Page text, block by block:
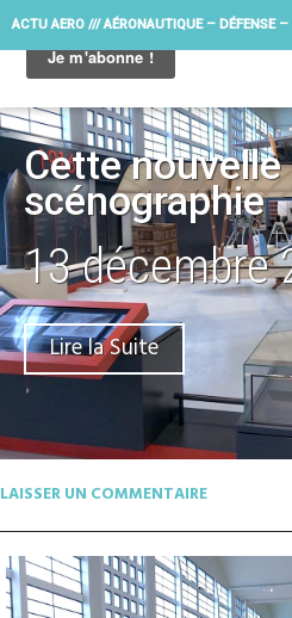
ACTU AERO /// AÉRONAUTIQUE – DÉFENSE
Cette nouvelle
scénographie
13 décembre
Lire la Suite
LAISSER UN COMMENTAIRE